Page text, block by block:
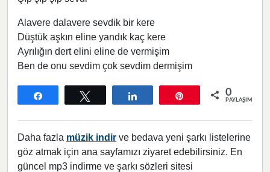
Alavere dalavere sevdik bir kere
Düştük aşkın eline yandık kaç kere
Ayrılığın dert elini eline de vermişim
Ben de onu sevdim çok sevdim dermişim
0
PAYLAŞIMLAR
Daha fazla müzik indir ve bedava yeni şarkı listelerine
göz atmak için ana sayfamızı ziyaret edebilirsiniz. En
güncel mp3 indirme ve şarkı sözleri sitesi